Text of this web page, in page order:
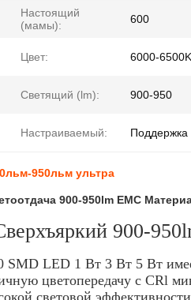
Настоящий
(мамы):
600
Цвет: 6000-6500K
Светящий (lm): 900-950
Настраиваемый: Поддержка
950льм ультра
900-950lm EMC
900-
SMD LED 1 Вт 3 Вт 5 Вт
цветопередачу с CRl
световой